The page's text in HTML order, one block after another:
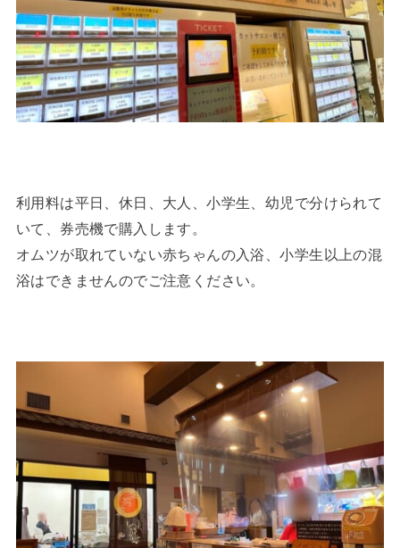
利用料は平日、休日、大人、小学生、幼児で分けられて
いて、券売機で購入します。
オムツが取れていない赤ちゃんの入浴、小学生以上の混
浴はできませんのでご注意ください。